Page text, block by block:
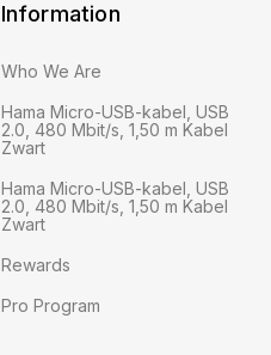
Information
Who We Are
Hama Micro-USB-kabel, USB
2.0, 480 Mbit/s, 1,50 m Kabel
Zwart
Hama Micro-USB-kabel, USB
2.0, 480 Mbit/s, 1,50 m Kabel
Zwart
Rewards
Pro Program